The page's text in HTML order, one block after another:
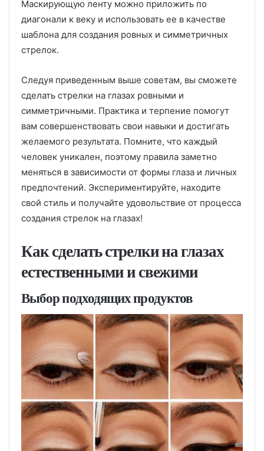
Маскирующую ленту можно приложить по
диагонали к веку и использовать ее в качестве
шаблона для создания ровных и симметричных
стрелок.
Следуя приведенным выше советам, вы сможете
сделать стрелки на глазах ровными и
симметричными. Практика и терпение помогут
вам совершенствовать свои навыки и достигать
желаемого результата. Помните, что каждый
человек уникален, поэтому правила заметно
меняться в зависимости от формы глаза и личных
предпочтений. Экспериментируйте, находите
свой стиль и получайте удовольствие от процесса
создания стрелок на глазах!
Как сделать стрелки на глазах
естественными и свежими
Выбор подходящих продуктов